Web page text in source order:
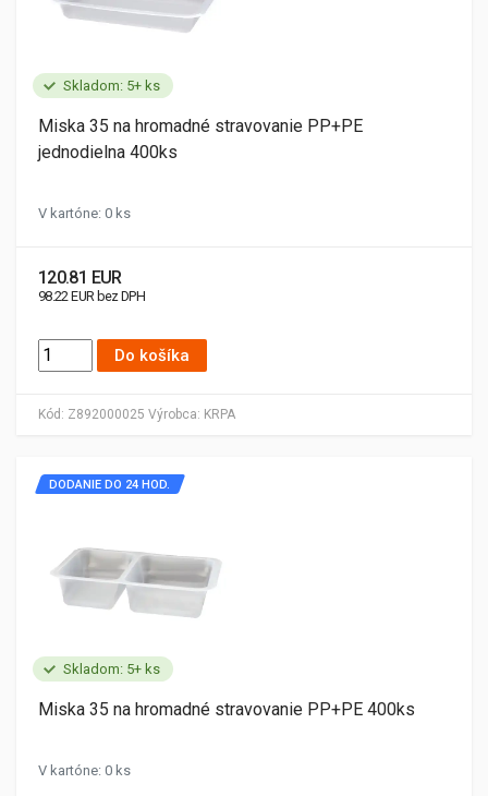
Skladom: 5+ ks
Kód: Z892000025 Výrobca: KRPA
Miska 35 na hromadné stravovanie PP+PE
jednodielna 400ks
V kartóne: 0 ks
120.81 EUR
98.22 EUR bez DPH
Do košíka
Skladom: 5+ ks
DODANIE DO 24 HOD.
Miska 35 na hromadné stravovanie PP+PE 400ks
V kartóne: 0 ks